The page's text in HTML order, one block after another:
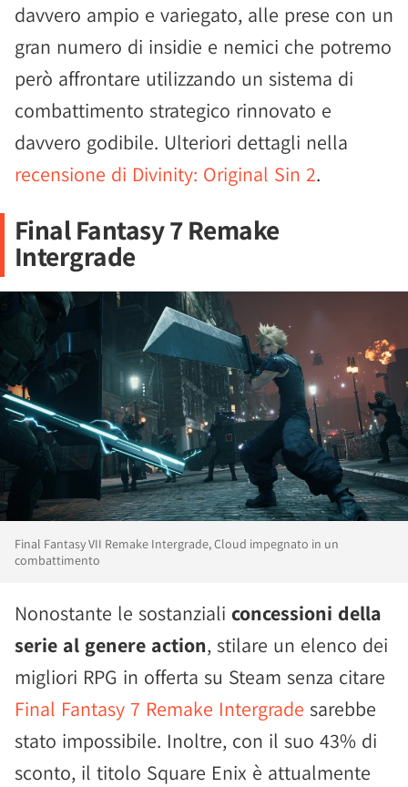
davvero ampio e variegato, alle prese con un
gran numero di insidie e nemici che potremo
però affrontare utilizzando un sistema di
combattimento strategico rinnovato e
davvero godibile. Ulteriori dettagli nella
recensione di Divinity: Original Sin 2.
Final Fantasy 7 Remake
Intergrade
Final Fantasy VII Remake Intergrade, Cloud impegnato in un
combattimento
Nonostante le sostanziali concessioni della
serie al genere action, stilare un elenco dei
migliori RPG in offerta su Steam senza citare
Final Fantasy 7 Remake Intergrade sarebbe
stato impossibile. Inoltre, con il suo 43% di
sconto, il titolo Square Enix è attualmente